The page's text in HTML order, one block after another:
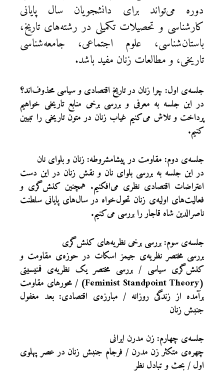
دوره می‌تواند برای دانشجویان سال پایانی
کارشناسی و تحصیلات تکمیلی در رشته‌های تاریخ،
باستان‌شناسی، علوم اجتماعی، جامعه‌شناسی
تاریخی، و مطالعات زنان مفید باشد.
جلسه‌ی اول: چرا زنان در تاریخ اقتصادی و سیاسی محذوف‌اند؟
در این جلسه به معرفی و بررسی برخی منابع تاریخی خواهیم
پرداخت و تلاش می‌کنیم غیاب زنان در متون تاریخی را تبیین
کنیم.
جلسه‌ی دوم: مقاومت در پیشامشروطه: زنان و بلوای نان
در این جلسه به بررسی بلوای نان و نقش زنان در این دست
اعتراضات اقتصادی نظری می‌افکنیم. همچنین کنش‌گری و
فعالیت‌های اولیه‌ی زنان تحول‌خواه در سال‌های پایانی سلطنت
ناصرالدین شاه قاجار را بررسی می‌کنیم.
جلسه‌ی سوم: بررسی برخی نظریه‌های کنش‌گری
بررسی مختصر نظریه‌ی جیمز اسکات در حوزه‌ی مقاومت و
کنش‌گری سیاسی / بررسی مختصر یک نظریه‌ی فمنیسیتی
(Feminist Standpoint Theory) / محورهای مقاومت
برآمده از زندگی روزانه / مبارزه‌ی اقتصادی: بعد مغفول
جنبش زنان
جلسه‌ی چهارم: زن مدرن ایرانی
چهره‌ی متکثر زن مدرن / فرجام جنبش زنان در عصر پهلوی
اول / بحث و تبادل نظر